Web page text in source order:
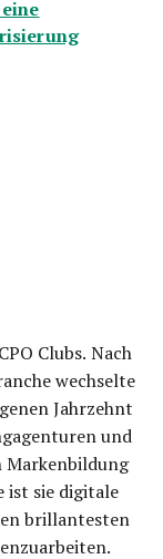
Clubs. Nach
wechselte
Jahrzehnt
und
ist sie digitale
brillantesten